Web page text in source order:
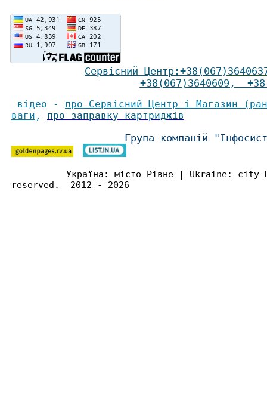
Сервісний Центр :+38(067)
+38(067)3640609 ,
відео - про Сервісний Центр і Магазин
ваги , про заправку картриджів
Група компаній
Україна: місто Рівне | Ukraine:
reserved. 2012 - 2026